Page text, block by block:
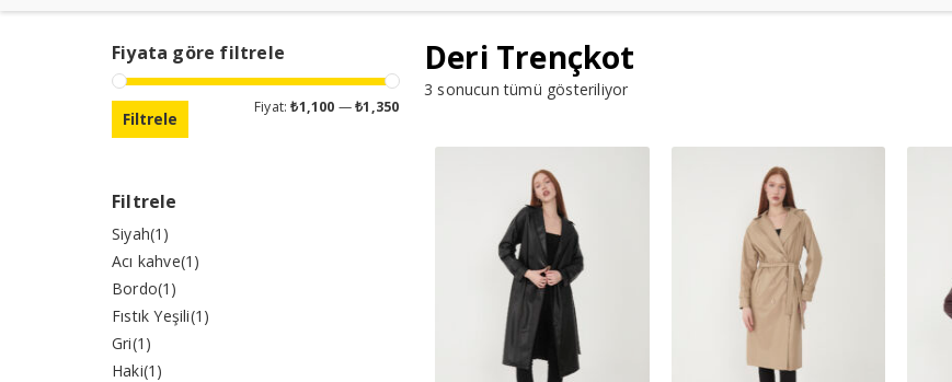
Fiyata göre filtrele
En
En
Filtrele
Fiyat:₺1,100 —₺1,350
Filtrele
Siyah(1)
Acı kahve(1)
Bordo(1)
Fıstık Yeşili(1)
Gri(1)
Haki(1)
Deri Trençkot
3 sonucun tümü gösteriliyor